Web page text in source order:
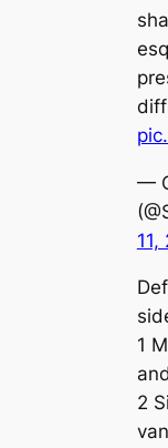
—
11,
1
2